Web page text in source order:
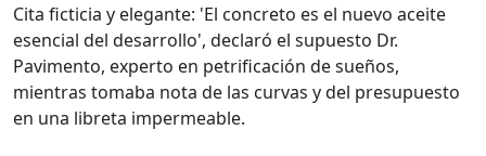
Cita ficticia y elegante: 'El concreto es el nuevo aceite
esencial del desarrollo', declaró el supuesto Dr.
Pavimento, experto en petrificación de sueños,
mientras tomaba nota de las curvas y del presupuesto
en una libreta impermeable.